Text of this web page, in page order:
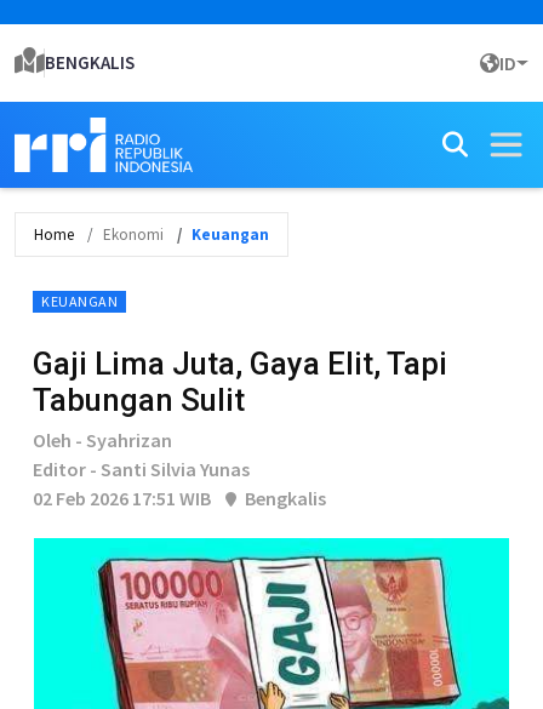
BENGKALIS ID
Home Ekonomi Keuangan
KEUANGAN
Gaji Lima Juta, Gaya Elit, Tapi
Tabungan Sulit
Oleh - Syahrizan
Editor - Santi Silvia Yunas
02 Feb 2026 17:51 WIB
Bengkalis